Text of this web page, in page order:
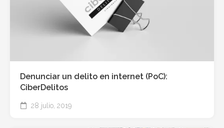
Denunciar un delito en internet (PoC):
CiberDelitos
28 julio, 2019